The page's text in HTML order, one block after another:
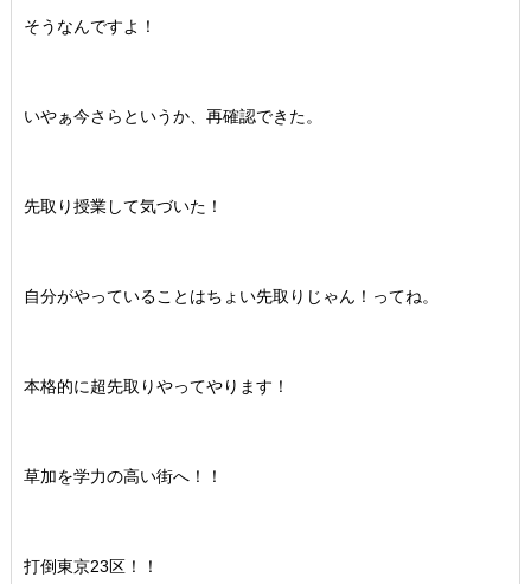
そうなんですよ！
いやぁ今さらというか、再確認できた。
先取り授業して気づいた！
自分がやっていることはちょい先取りじゃん！ってね。
本格的に超先取りやってやります！
草加を学力の高い街へ！！
打倒東京23区！！